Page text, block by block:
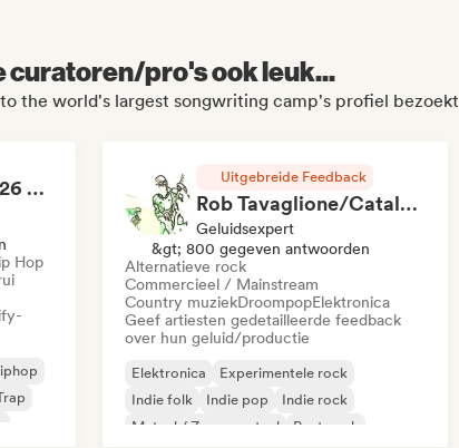
curatoren/pro's ook leuk...
the world's largest songwriting camp's profiel bezoekt
RAP FRANÇAIS 2026 🔥🇫🇷 (Way Records)
Hop
Uitgebreide Feedback
Rob Tavaglione/Catalyst Recording
Geluidsexpert
&gt; 800 gegeven antwoorden
Alternatieve rock
Commercieel / Mainstream
Country muziekDroompopElektronica
Geef artiesten gedetailleerde feedback
over hun geluid/productie
Elektronica
Experimentele rock
Indie folk
Indie pop
Indie rock
Metaal / Zwaar metaal
Post punk